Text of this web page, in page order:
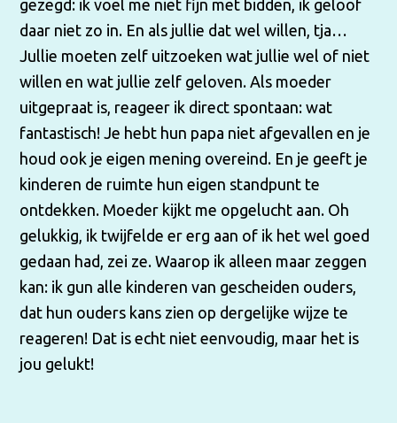
gezegd: ik voel me niet fijn met bidden, ik geloof
daar niet zo in. En als jullie dat wel willen, tja…
Jullie moeten zelf uitzoeken wat jullie wel of niet
willen en wat jullie zelf geloven. Als moeder
uitgepraat is, reageer ik direct spontaan: wat
fantastisch! Je hebt hun papa niet afgevallen en je
houd ook je eigen mening overeind. En je geeft je
kinderen de ruimte hun eigen standpunt te
ontdekken. Moeder kijkt me opgelucht aan. Oh
gelukkig, ik twijfelde er erg aan of ik het wel goed
gedaan had, zei ze. Waarop ik alleen maar zeggen
kan: ik gun alle kinderen van gescheiden ouders,
dat hun ouders kans zien op dergelijke wijze te
reageren! Dat is echt niet eenvoudig, maar het is
jou gelukt!